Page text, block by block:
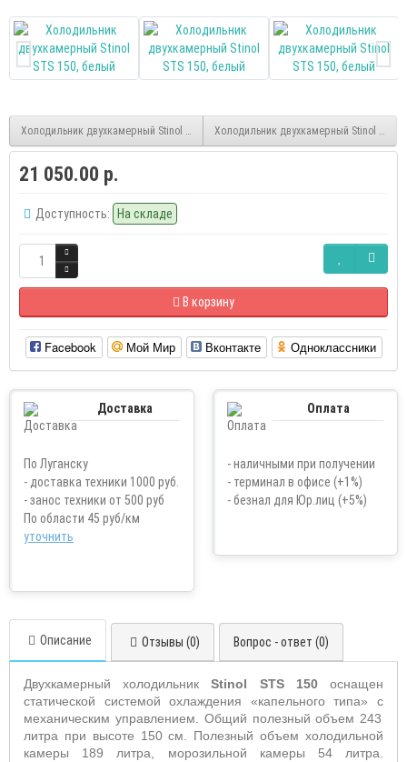
Холодильник двухкамерный Stinol STS 185, белыйХолодильник двухкамерный Stinol STS
21 050.00 р.
Доступность: На складе
В корзину
Facebook Мой Мир Вконтакте Одноклассники
Доставка
По Луганску
- доставка техники 1000 руб.
- занос техники от 500 руб
По области 45 руб/км
уточнить
Оплата
- наличными при получении
- терминал в офисе (+1%)
- безнал для Юр.лиц (+5%)
Описание Отзывы (0) Вопрос - ответ (0)
Двухкамерный холодильникStinol STS150оснащен
статической системой охлаждения «капельного типа» c
механическим управлением. Общий полезный объем 243
литра при высоте 150 см. Полезный объем холодильной
камеры 189 литра, морозильной камеры 54 литра.